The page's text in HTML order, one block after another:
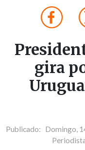
gira
Publicado: Domingo,